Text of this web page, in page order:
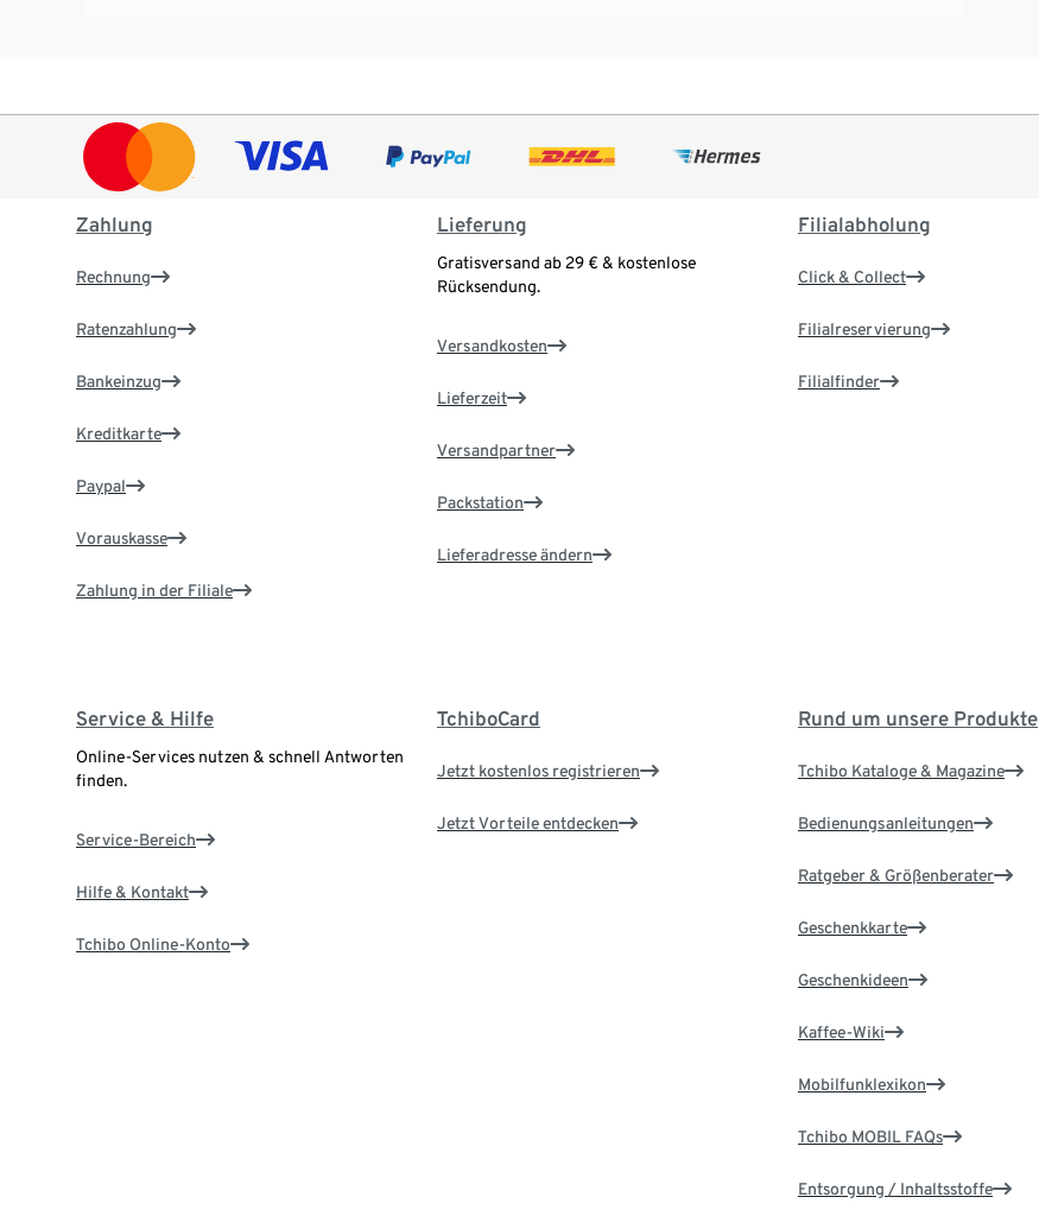
Zahlung
Rechnung
Ratenzahlung
Bankeinzug
Kreditkarte
Paypal
Vorauskasse
Zahlung in der Filiale
Lieferung
Gratisversand ab 29 € & kostenlose
Rücksendung.
Versandkosten
Lieferzeit
Versandpartner
Packstation
Lieferadresse ändern
Filialabholung
Click & Collect
Filialreservierung
Filialfinder
Service & Hilfe
Online-Services nutzen & schnell Antworten
finden.
Service-Bereich
Hilfe & Kontakt
Tchibo Online-Konto
TchiboCard
Jetzt kostenlos registrieren
Jetzt Vorteile entdecken
Rund um unsere Produkte
Tchibo Kataloge & Magazine
Bedienungsanleitungen
Ratgeber & Größenberater
Geschenkkarte
Geschenkideen
Kaffee-Wiki
Mobilfunklexikon
Tchibo MOBIL FAQs
Entsorgung / Inhaltsstoffe